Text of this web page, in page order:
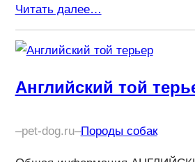
Читать далее…
Английский той
–pet-dog.ru–Породы собак